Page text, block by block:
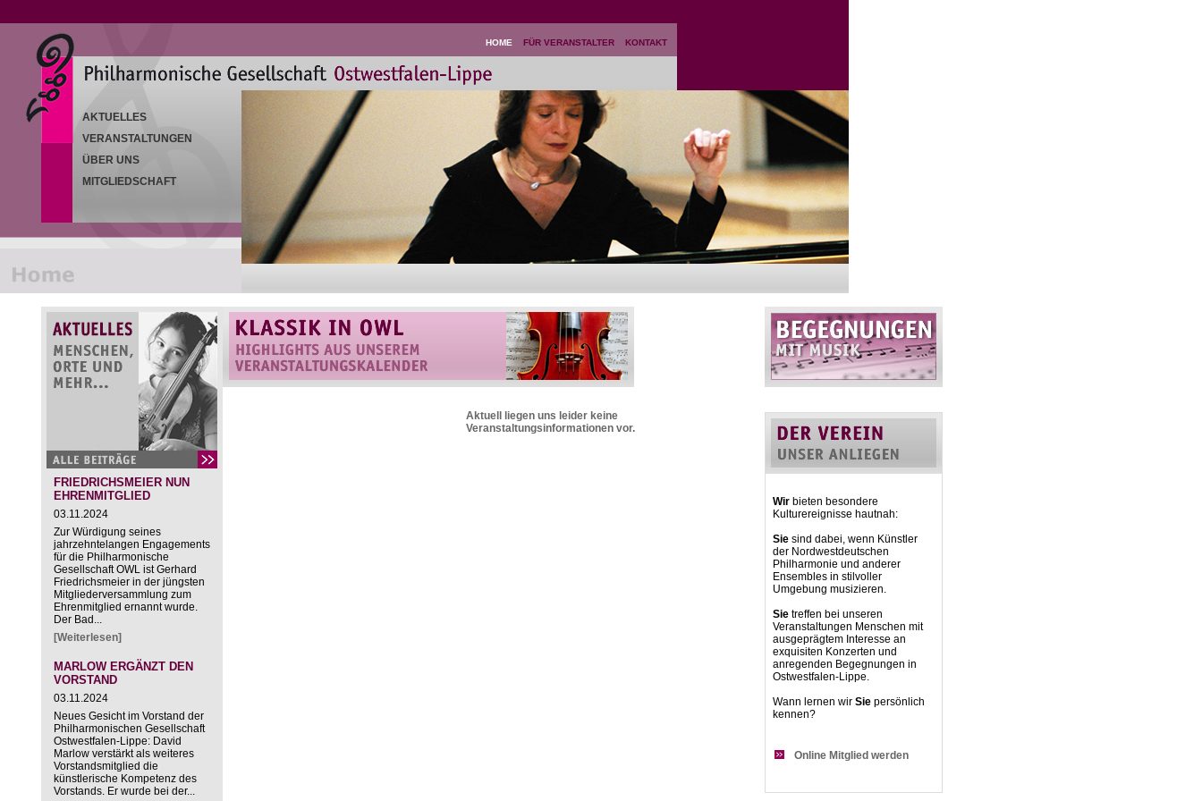
HOME FÜR VERANSTALTER KONTAKT
AKTUELLES
VERANSTALTUNGEN
ÜBER UNS
MITGLIEDSCHAFT
FRIEDRICHSMEIER NUN
EHRENMITGLIED
03.11.2024
Zur Würdigung seines
jahrzehntelangen Engagements
für die Philharmonische
Gesellschaft OWL ist Gerhard
Friedrichsmeier in der jüngsten
Mitgliederversammlung zum
Ehrenmitglied ernannt wurde.
Der Bad...
[Weiterlesen]
MARLOW ERGÄNZT DEN
VORSTAND
03.11.2024
Neues Gesicht im Vorstand der
Philharmonischen Gesellschaft
Ostwestfalen-Lippe: David
Marlow verstärkt als weiteres
Vorstandsmitglied die
künstlerische Kompetenz des
Vorstands. Er wurde bei der...
Aktuell liegen uns leider keine
Veranstaltungsinformationen vor.
Wir bieten besondere
Kulturereignisse hautnah:
Sie sind dabei, wenn Künstler
der Nordwestdeutschen
Philharmonie und anderer
Ensembles in stilvoller
Umgebung musizieren.
Sie treffen bei unseren
Veranstaltungen Menschen mit
ausgeprägtem Interesse an
exquisiten Konzerten und
anregenden Begegnungen in
Ostwestfalen-Lippe.
Wann lernen wir Sie persönlich
kennen?
Online Mitglied werden